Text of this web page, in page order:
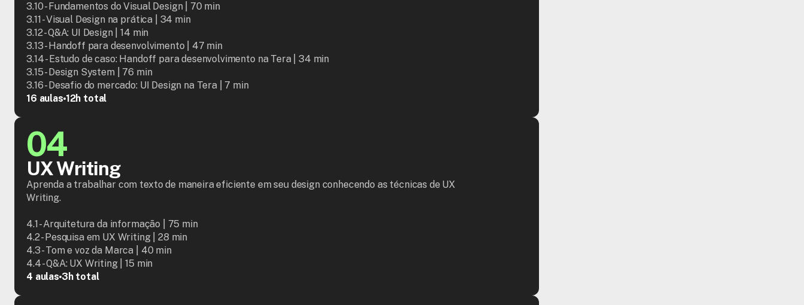
3.10 - Fundamentos do Visual Design | 70 min
3.11 - Visual Design na prática | 34 min
3.12 - Q&A: UI Design | 14 min
3.13 - Handoff para desenvolvimento | 47 min
3.14 - Estudo de caso: Handoff para desenvolvimento na Tera | 34 min
3.15 - Design System | 76 min
3.16 - Desafio do mercado: UI Design na Tera | 7 min
16 aulas 12h total
04
UX Writing
Aprenda a trabalhar com texto de maneira eficiente em seu design conhecendo as técnicas de UX
Writing.
4.1 - Arquitetura da informação | 75 min
4.2 - Pesquisa em UX Writing | 28 min
4.3 - Tom e voz da Marca | 40 min
4.4 - Q&A: UX Writing | 15 min
4 aulas 3h total